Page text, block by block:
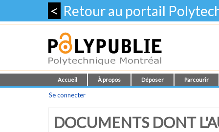
< Retour au portail
Accueil À propos Déposer Parcourir
Se connecter
DOCUMENTS DONT